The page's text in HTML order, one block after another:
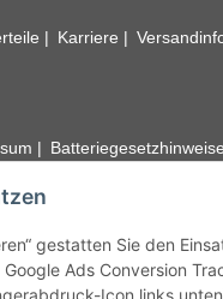
gestatten Sie den
Ads Conversion
Icon links
Karriere
Batteriegesetzhinweise
unseren